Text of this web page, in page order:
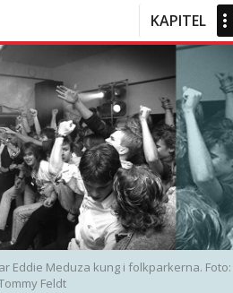
KAPITEL
Eddie Meduza kung i folkparkerna. Foto:
Feldt